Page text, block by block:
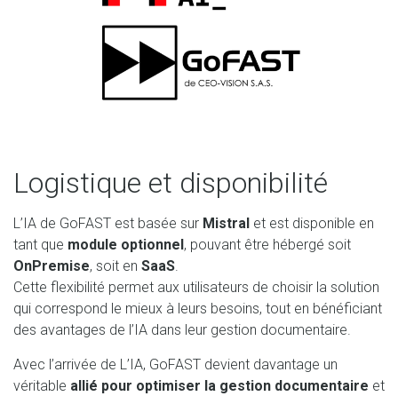
Logistique et disponibilité
L’IA de GoFAST est basée sur Mistral et est disponible en
tant que module optionnel , pouvant être hébergé soit
OnPremise, soit en SaaS.
Cette flexibilité permet aux utilisateurs de choisir la solution
qui correspond le mieux à leurs besoins, tout en bénéficiant
des avantages de l’IA dans leur gestion documentaire.
Avec l’arrivée de L’IA, GoFAST devient davantage un
véritable allié pour optimiser la gestion documentaire et